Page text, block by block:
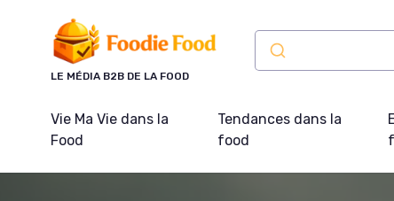
LE MÉDIA B2B DE LA FOOD
Vie Ma Vie dans la
Food
Tendances dans la
food